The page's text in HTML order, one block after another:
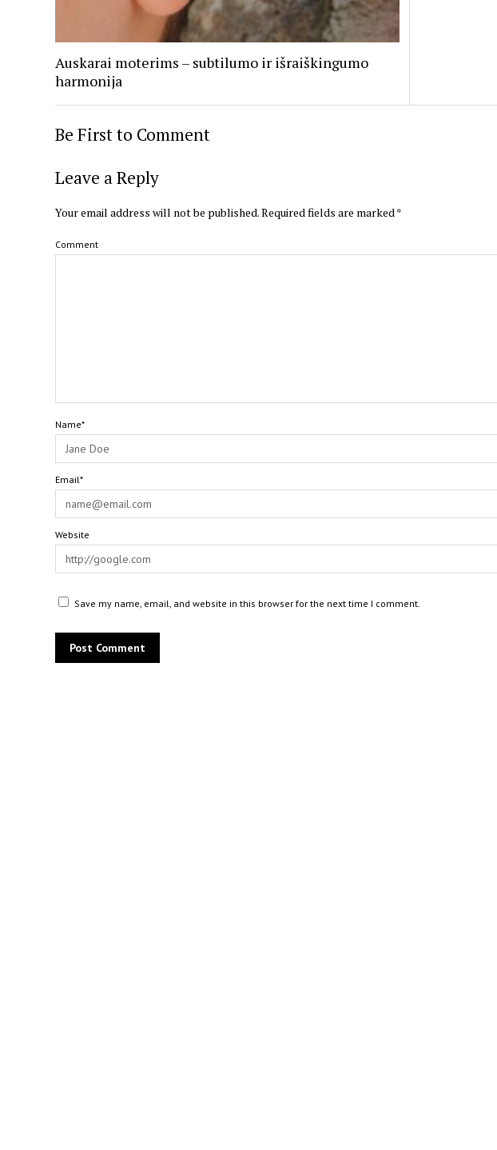
Auskarai moterims – subtilumo ir išraiškingumo
harmonija
Be First to Comment
Leave a Reply
Your email address will not be published.Required fields are marked *
Comment
Name*
Email*
Website
Save my name, email, and website in this browser for the next time I comment.